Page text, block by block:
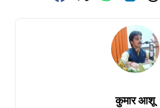
कुमार आशू